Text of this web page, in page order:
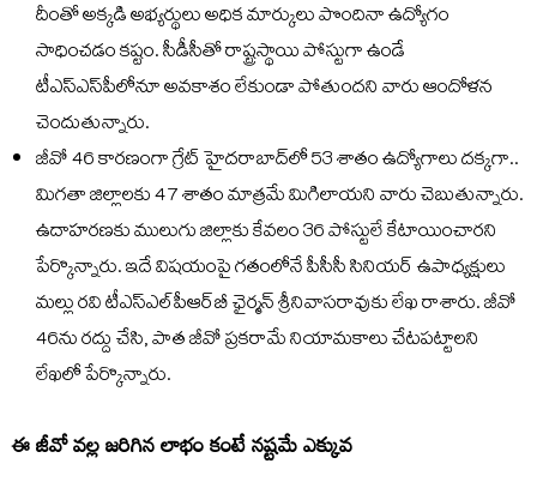
దీంతో అక్కడి అభ్యర్థులు అధిక మార్కులు పొందినా ఉద్యోగం
సాధించడం కష్టం. సీడీసీతో రాష్ట్రస్థాయి పోస్టుగా ఉండే
టీఎస్‌ఎస్‌పీలోనూ అవకాశం లేకుండా పోతుందని వారు ఆందోళన
చెందుతున్నారు.
జీవో 46 కారణంగా గ్రేట్‌ హైదరాబాద్‌లో 53 శాతం ఉద్యోగాలు దక్కగా..
మిగతా జిల్లాలకు 47 శాతం మాత్రమే మిగిలాయని వారు చెబుతున్నారు.
ఉదాహరణకు ములుగు జిల్లాకు కేవలం 36 పోస్టులే కేటాయించారని
పేర్కొన్నారు. ఇదే విషయంపై గతంలోనే పీసీసీ సినియర్‌ ఉపాధ్యక్షులు
మల్లు రవి టీఎస్‌ఎల్‌పీఆర్‌బీ ఛైర్మన్‌ శ్రీనివాసరావుకు లేఖ రాశారు. జీవో
46ను రద్దు చేసి, పాత జీవో ప్రకరామే నియామకాలు చేటపట్టాలని
లేఖలో పేర్కొన్నారు.
ఈ జీవో వల్ల జరిగిన లాభం కంటే నష్టమే ఎక్కువ